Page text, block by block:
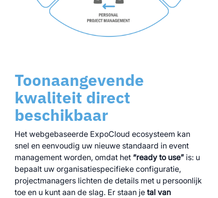
Toonaangevende
kwaliteit direct
beschikbaar
Het webgebaseerde ExpoCloud ecosysteem kan
snel en eenvoudig uw nieuwe standaard in event
management worden, omdat het “ready to use” is: u
bepaalt uw organisatiespecifieke configuratie,
projectmanagers lichten de details met u persoonlijk
toe en u kunt aan de slag. Er staan je tal van